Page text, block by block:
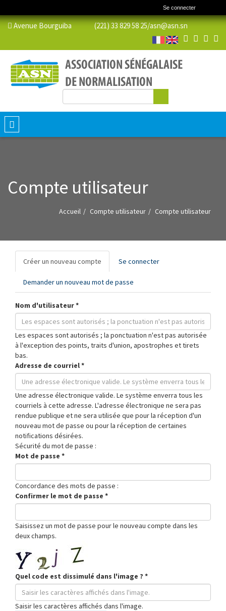
Se connecter
Avenue Bourguiba (221) 33 829 58 25/asn@asn.sn
Formulaire de recherche
Toggle
navigation
Compte utilisateur
Accueil Compte utilisateur Compte utilisateur
Onglets
principaux
Créer un nouveau compte (onglet
actif)
Se connecter
Demander un nouveau mot de passe
Nom d'utilisateur*
Les espaces sont autorisés ; la ponctuation n'est pas autorisée
à l'exception des points, traits d'union, apostrophes et tirets
bas.
Adresse de courriel*
Une adresse électronique valide. Le système enverra tous les
courriels à cette adresse. L'adresse électronique ne sera pas
rendue publique et ne sera utilisée que pour la réception d'un
nouveau mot de passe ou pour la réception de certaines
notifications désirées.
Sécurité du mot de passe :
Mot de passe *
Concordance des mots de passe :
Confirmer le mot de passe *
Saisissez un mot de passe pour le nouveau compte dans les
deux champs.
Quel code est dissimulé dans l'image ? *
Saisir les caractères affichés dans l'image.